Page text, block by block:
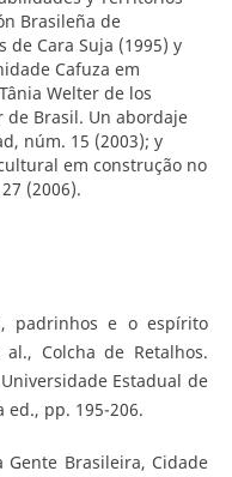
Brasileña de
Cara Suja (1995) y
Cafuza em
Welter de los
de Brasil. Un abordaje
núm. 15 (2003); y
em construção no
(2006).
padrinhos e o espírito
Colcha de Retalhos.
Estadual de
ed., pp. 195-206.
Gente Brasileira, Cidade